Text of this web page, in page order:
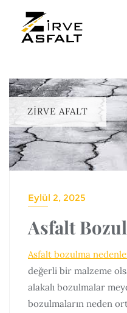
ZIRVE AFALT
Eylül 2, 2025
Asfalt
Asfalt bozulma
değerli bir malzeme
alakalı bozulmalar
bozulmaların neden